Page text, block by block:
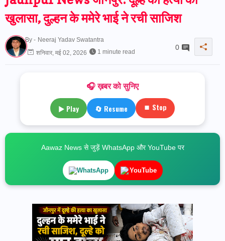
खुलासा, दुल्हन के ममेरे भाई ने रची साजिश
By - Neeraj Yadav Swatantra
शनिवार, मई 02, 2026
1 minute read
0
🎧 ख़बर को सुनिए
▶ Play 🔄 Resume ⏹ Stop
Aawaz News से जुड़ें WhatsApp और YouTube पर
WhatsApp YouTube